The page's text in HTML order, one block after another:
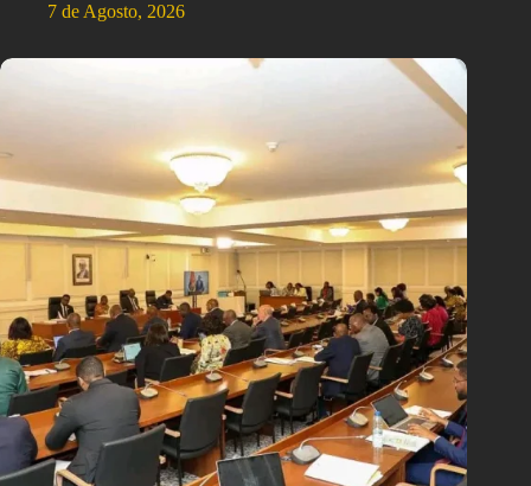
7 de Agosto, 2026